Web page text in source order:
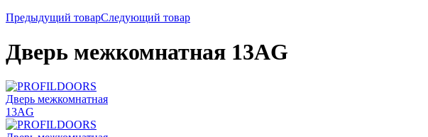
Предыдущий товарСледующий товар
Дверь межкомнатная 13AG